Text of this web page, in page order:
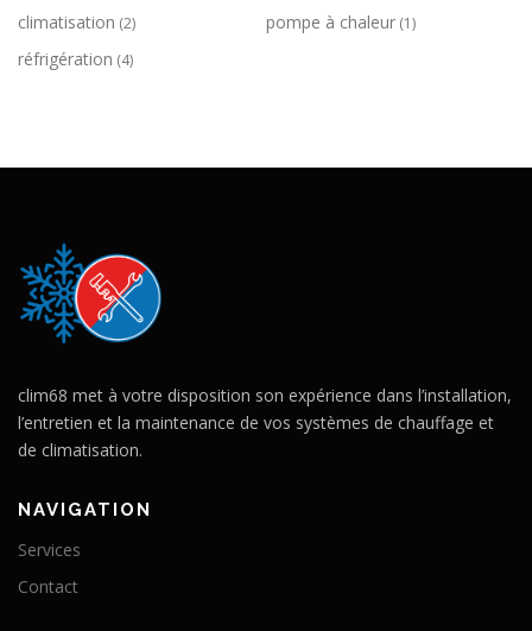
climatisation (2) pompe à chaleur (1)
réfrigération (4)
clim68 met à votre disposition son expérience dans l’installation,
l’entretien et la maintenance de vos systèmes de chauffage et
de climatisation.
NAVIGATION
Services
Contact